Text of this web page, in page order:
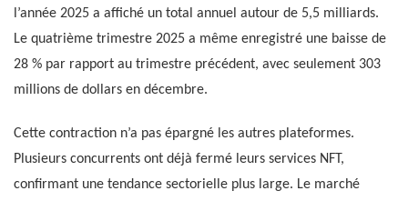
l’année 2025 a affiché un total annuel autour de 5,5 milliards.
Le quatrième trimestre 2025 a même enregistré une baisse de
28 % par rapport au trimestre précédent, avec seulement 303
millions de dollars en décembre.
Cette contraction n’a pas épargné les autres plateformes.
Plusieurs concurrents ont déjà fermé leurs services NFT,
confirmant une tendance sectorielle plus large. Le marché